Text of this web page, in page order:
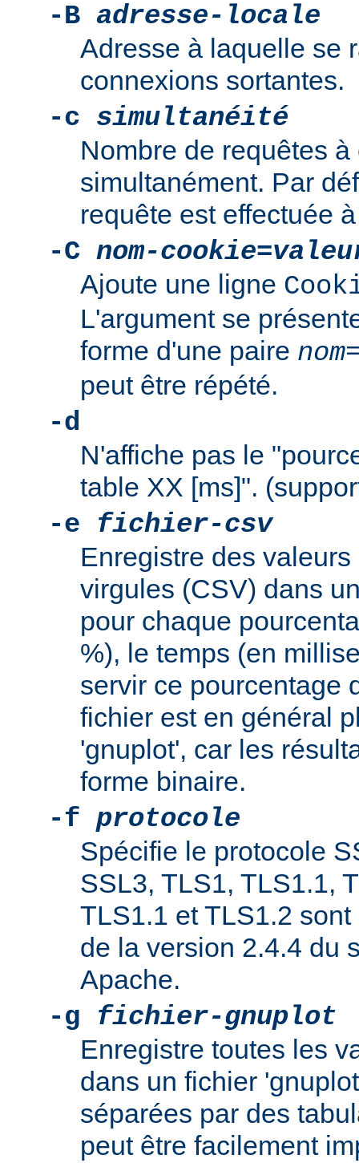
-B adresse-locale
Adresse à laquelle se
connexions sortantes.
-c simultanéité
Nombre de requêtes à
simultanément. Par
requête est effectuée
-C nom-cookie=
Ajoute une ligne
L'argument se
forme d'une paire nom
peut être répété.
-d
N'affiche pas le
table XX [ms]".
-e fichier-csv
Enregistre des
virgules (CSV) dans
pour chaque
%), le temps (en
servir ce pourcentage
fichier est en général
'gnuplot', car les
forme binaire.
-f protocole
Spécifie le protocole
SSL3, TLS1, TLS1.1,
TLS1.1 et TLS1.2
de la version 2.4.4 du
Apache.
-g fichier-gnuplot
Enregistre toutes les
dans un fichier
séparées par des
peut être facilement